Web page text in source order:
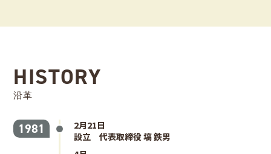
HISTORY
沿革
1981
2月21日
設立 代表取締役 塙 鉄男